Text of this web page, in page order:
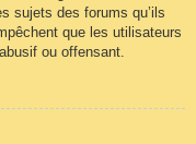
sujets des forums qu’ils
que les utilisateurs
ou offensant.